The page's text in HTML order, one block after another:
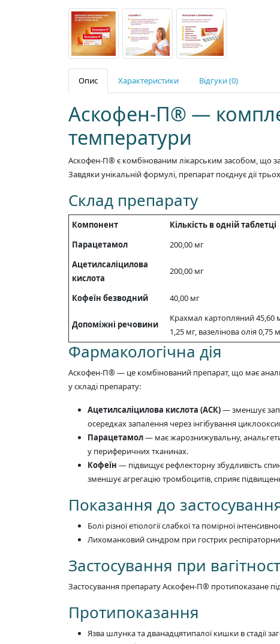
Опис Характеристики Відгуки (0)
Аскофен-П® —
температури
Аскофен-П® є комбінованим лікарським засобом, що
Завдяки унікальній формулі, препарат поєднує дії
Склад препарату
Компонент
Кількість в одній таблетці
Парацетамол
200,00 мг
Ацетилсаліцилова
кислота
200,00 мг
Кофеїн безводний 40,00 мг
Допоміжні речовини
Крахмал картопляний 45,60
1,25 мг, вазелінова олія 0,75
Фармакологічна дія
Аскофен-П® — це комбінований препарат, що має
у складі препарату:
Ацетилсаліцилова кислота (АСК)— зменшує
осередках запалення через інгібування
Парацетамол— має жарознижувальну,
у периферичних тканинах.
Кофеїн — підвищує рефлекторну збудливість
зменшує агрегацію тромбоцитів, сприяє
Показання до
Болі різної етіології слабкої та помірної
Лихоманковий синдром при гострих
Застосування при
Застосування препарату Аскофен-П® протипоказане
Протипоказання
Язва шлунка та дванадцятипалої кишки в стадії